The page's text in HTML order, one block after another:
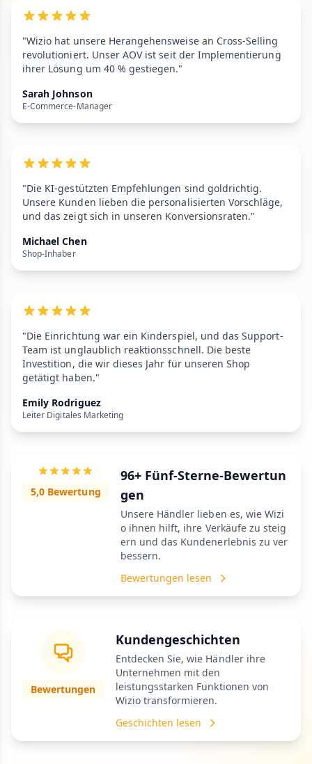
"Wizio hat unsere Herangehensweise an Cross-Selling
revolutioniert. Unser AOV ist seit der Implementierung
ihrer Lösung um 40 % gestiegen."
Sarah Johnson
E-Commerce-Manager
"Die KI-gestützten Empfehlungen sind goldrichtig.
Unsere Kunden lieben die personalisierten Vorschläge,
und das zeigt sich in unseren Konversionsraten."
Michael Chen
Shop-Inhaber
"Die Einrichtung war ein Kinderspiel, und das Support-
Team ist unglaublich reaktionsschnell. Die beste
Investition, die wir dieses Jahr für unseren Shop
getätigt haben."
Emily Rodriguez
Leiter Digitales Marketing
5,0 Bewertung
96+ Fünf-Sterne-Bewertun
gen
Unsere Händler lieben es, wie Wizi
o ihnen hilft, ihre Verkäufe zu steig
ern und das Kundenerlebnis zu ver
bessern.
Bewertungen lesen
Bewertungen
Kundengeschichten
Entdecken Sie, wie Händler ihre
Unternehmen mit den
leistungsstarken Funktionen von
Wizio transformieren.
Geschichten lesen